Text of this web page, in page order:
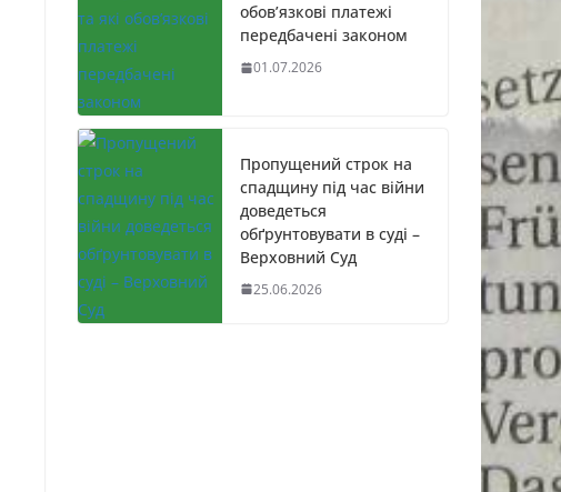
обов’язкові платежі
передбачені законом
01.07.2026
Пропущений строк на
спадщину під час війни
доведеться
обґрунтовувати в суді –
Верховний Суд
25.06.2026